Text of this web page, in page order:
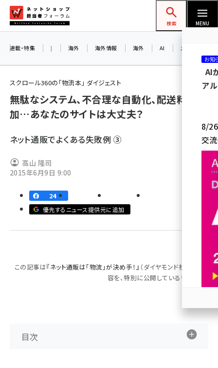
ン
ネットショップ担当者フォーラム
検索 MENU
amazon (2258)
楽天 (1874)
ecbeing (1211)
base (1083)
連載・特集 | 海外 海外情報 海外 AI メタバース
スクロール360の「物流本」 ダイジェスト
無駄なシステム、不合理な自動化、配送料の増
加…あなたのサイトは大丈夫？
ネット通販でよくある失敗例 ③
高山 隆司
2015年6月9日 9:00
24
優先するニュース提供元に追加
この記事は『ネット通販は「物流」が決め手！』 （ダイヤモンド社刊）の内
容を、特別に公開しているものです。
目次
お知
AI
ア
8/26
交
参